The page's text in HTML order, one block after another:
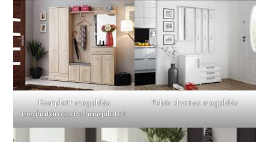
Komplett megoldás
meghatározza a hangulatot
Fehér divatos megoldás